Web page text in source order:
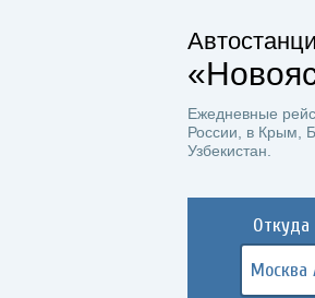
Ежедневные
России, в Крым,
Узбекистан.
Откуда
Москва